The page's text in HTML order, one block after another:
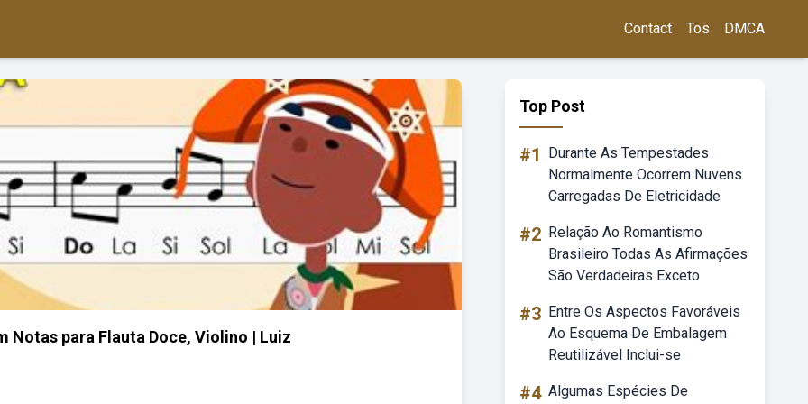
Contact Tos DMCA
Notas para Flauta Doce, Violino | Luiz
Top Post
#1
Durante As Tempestades
Normalmente Ocorrem Nuvens
Carregadas De Eletricidade
#2 Relação Ao Romantismo
Brasileiro Todas As Afirmações
São Verdadeiras Exceto
#3 Entre Os Aspectos Favoráveis
Ao Esquema De Embalagem
Reutilizável Inclui-se
#4 Algumas Espécies De